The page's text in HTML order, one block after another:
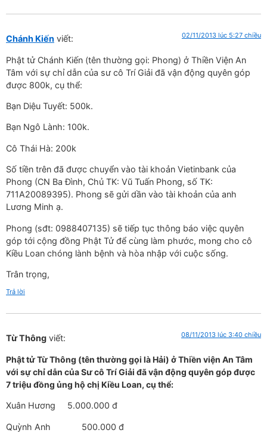
Chánh Kiến viết: 02/11/2013 lúc 5:27 chiều
Phật tử Chánh Kiến (tên thường gọi: Phong) ở Thiền Viện An
Tâm với sự chỉ dẫn của sư cô Trí Giải đã vận động quyên góp
được 800k, cụ thể:
Bạn Diệu Tuyết: 500k.
Bạn Ngô Lành: 100k.
Cô Thái Hà: 200k
Số tiền trên đã được chuyển vào tài khoản Vietinbank của
Phong (CN Ba Đình, Chủ TK: Vũ Tuấn Phong, số TK:
711A20089395). Phong sẽ gửi dần vào tài khoản của anh
Lương Minh ạ.
Phong (sđt: 0988407135) sẽ tiếp tục thông báo việc quyên
góp tới cộng đồng Phật Tử để cùng làm phước, mong cho cô
Kiều Loan chóng lành bệnh và hòa nhập với cuộc sống.
Trân trọng,
Trả lời
Từ Thông viết: 08/11/2013 lúc 3:40 chiều
Phật tử Từ Thông (tên thường gọi là Hải) ở Thiền viện An Tâm
với sự chỉ dẫn của Sư cô Trí Giải đã vận động quyên góp được
7 triệu đồng ủng hộ chị Kiều Loan, cụ thể:
Xuân Hương 5.000.000 đ
Quỳnh Anh 500.000 đ